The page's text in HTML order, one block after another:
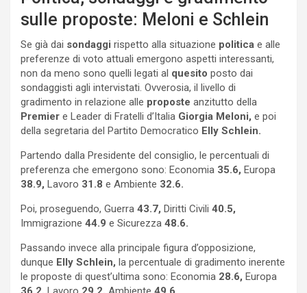
sulle proposte: Meloni e Schlein
Se già dai sondaggi rispetto alla situazione politica e alle
preferenze di voto attuali emergono aspetti interessanti,
non da meno sono quelli legati al quesito posto dai
sondaggisti agli intervistati. Ovverosia, il livello di
gradimento in relazione alle proposte anzitutto della
Premier e Leader di Fratelli d’Italia Giorgia Meloni, e poi
della segretaria del Partito Democratico Elly Schlein.
Partendo dalla Presidente del consiglio, le percentuali di
preferenza che emergono sono: Economia 35.6, Europa
38.9, Lavoro 31.8 e Ambiente 32.6.
Poi, proseguendo, Guerra 43.7, Diritti Civili 40.5,
Immigrazione 44.9 e Sicurezza 48.6.
Passando invece alla principale figura d’opposizione,
dunque Elly Schlein, la percentuale di gradimento inerente
le proposte di quest’ultima sono: Economia 28.6, Europa